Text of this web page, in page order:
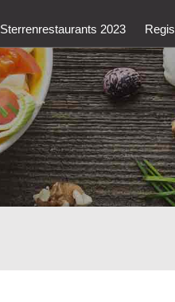
Sterrenrestaurants 2023